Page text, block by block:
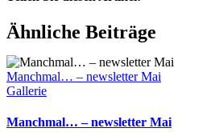
Facebook
WhatsApp
Telegram
E-
Mail
Ähnliche Beiträge
Manchmal… – newsletter Mai
Gallerie
Manchmal… – newsletter Mai